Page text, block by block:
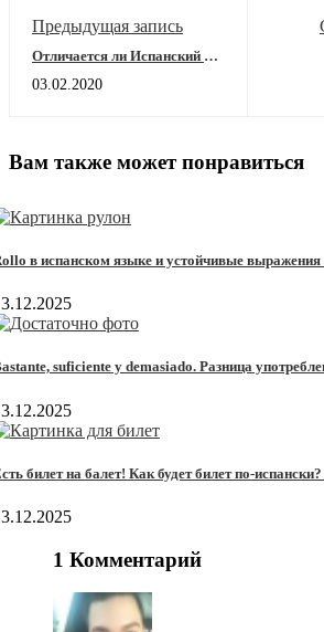
Предыдущая запись
Отличается ли Испанский и
03.02.2020
Вам также может понравиться
в испанском языке и устойчивые
suficiente y demasiado. Разница
билет на балет! Как будет билет по-
1 Комментарий